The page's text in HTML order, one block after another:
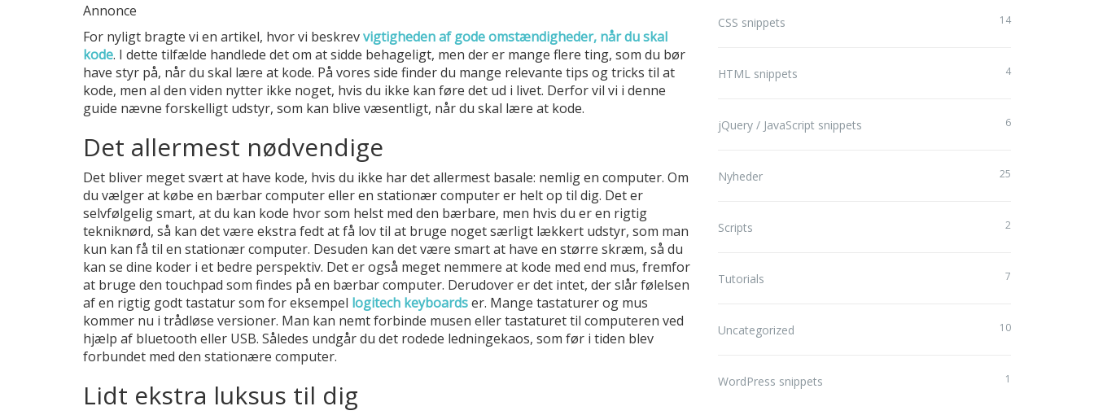
Annonce
For nyligt bragte vi en artikel, hvor vi beskrevvigtigheden af gode omstændigheder, når du skal
kode. I dette tilfælde handlede det om at sidde behageligt, men der er mange flere ting, som du bør
have styr på, når du skal lære at kode. På vores side finder du mange relevante tips og tricks til at
kode, men al den viden nytter ikke noget, hvis du ikke kan føre det ud i livet. Derfor vil vi i denne
guide nævne forskelligt udstyr, som kan blive væsentligt, når du skal lære at kode.
Det allermest nødvendige
Det bliver meget svært at have kode, hvis du ikke har det allermest basale: nemlig en computer. Om
du vælger at købe en bærbar computer eller en stationær computer er helt op til dig. Det er
selvfølgelig smart, at du kan kode hvor som helst med den bærbare, men hvis du er en rigtig
tekniknørd, så kan det være ekstra fedt at få lov til at bruge noget særligt lækkert udstyr, som man
kun kan få til en stationær computer. Desuden kan det være smart at have en større skræm, så du
kan se dine koder i et bedre perspektiv. Det er også meget nemmere at kode med end mus, fremfor
at bruge den touchpad som findes på en bærbar computer. Derudover er det intet, der slår følelsen
af en rigtig godt tastatur som for eksempel logitech keyboardser. Mange tastaturer og mus
kommer nu i trådløse versioner. Man kan nemt forbinde musen eller tastaturet til computeren ved
hjælp af bluetooth eller USB. Således undgår du det rodede ledningekaos, som før i tiden blev
forbundet med den stationære computer.
Lidt ekstra luksus til dig
CSS snippets 14
HTML snippets 4
jQuery / JavaScript snippets 6
Nyheder 25
Scripts 2
Tutorials 7
Uncategorized 10
WordPress snippets 1